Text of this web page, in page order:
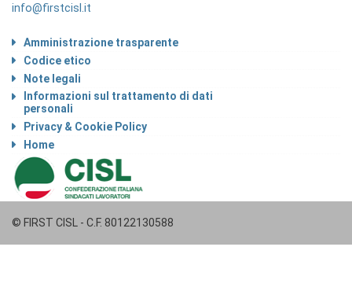
info@firstcisl.it
Amministrazione trasparente
Codice etico
Note legali
Informazioni sul trattamento di dati
personali
Privacy & Cookie Policy
Home
© FIRST CISL - C.F. 80122130588